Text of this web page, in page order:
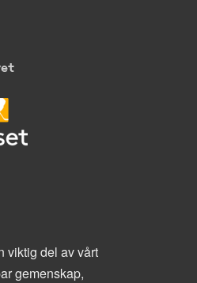
viktig del av vårt
gemenskap,